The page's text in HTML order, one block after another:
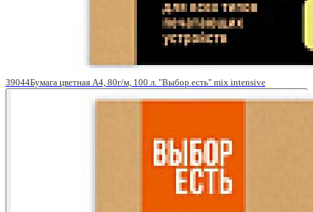
39044Бумага цветная A4, 80г/м, 100 л. "Выбор есть" mix intensive